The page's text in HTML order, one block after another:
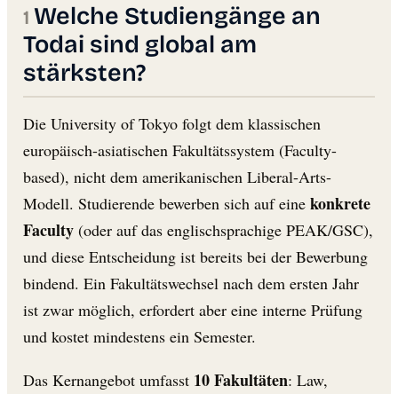
Welche Studiengänge an
Todai sind global am
stärksten?
Die University of Tokyo folgt dem klassischen
europäisch-asiatischen Fakultätssystem (Faculty-
based), nicht dem amerikanischen Liberal-Arts-
Modell. Studierende bewerben sich auf eine konkrete
Faculty (oder auf das englischsprachige PEAK/GSC),
und diese Entscheidung ist bereits bei der Bewerbung
bindend. Ein Fakultätswechsel nach dem ersten Jahr
ist zwar möglich, erfordert aber eine interne Prüfung
und kostet mindestens ein Semester.
Das Kernangebot umfasst 10 Fakultäten: Law,